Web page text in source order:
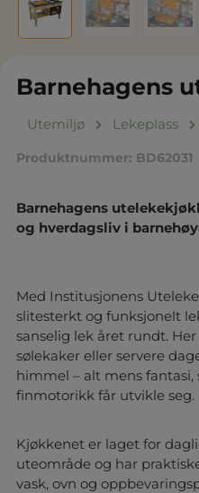
Barnehagens
Utemiljø Lekeplass
Produktnummer: BD62031
Barnehagens
og hverdagsliv i
Med Institusjonens
slitesterkt og funksjonelt
sanselig lek året rundt.
sølekaker eller servere
himmel – alt mens fantasi,
finmotorikk får utvikle seg.
Kjøkkenet er laget for
uteområde og har
vask, ovn og